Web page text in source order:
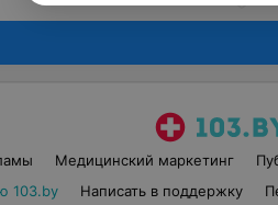
Медицинский маркетинг
103.by
Написать в поддержку